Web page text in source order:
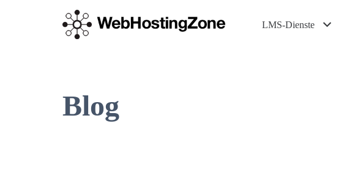
LMS-Dienste
Blog